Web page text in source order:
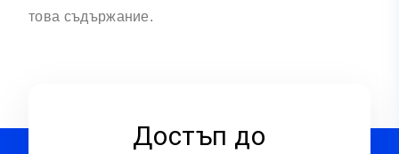
това съдържание.
Достъп до